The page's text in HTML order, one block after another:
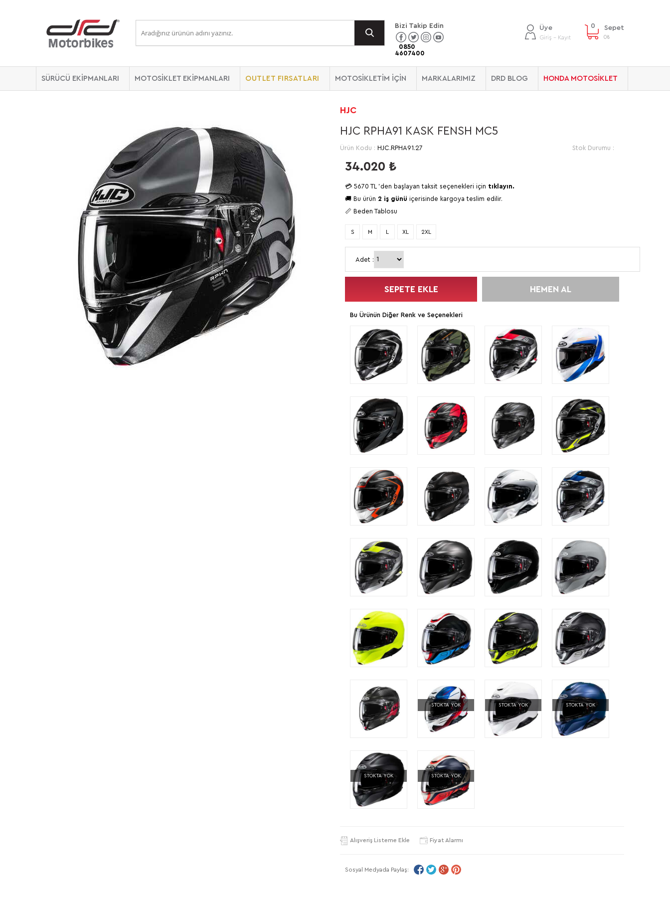
Bizi Takip Edin
0850
4607400
Sepet
0₺
0
Üye
Giriş - Kayıt
SÜRÜCÜ EKİPMANLARI MOTOSİKLET EKİPMANLARI OUTLET FIRSATLARI MOTOSİKLETİM İÇİN MARKALARIMIZ DRD BLOG HONDA MOTOSİKLET
HJC
HJC RPHA91 KASK FENSH MC5
Ürün Kodu : HJC.RPHA91.27 Stok Durumu :
34.020 ₺
💳 5670 TL 'den başlayan taksit seçenekleri için tıklayın.
🚚 Bu ürün 2 iş günü içerisinde kargoya teslim edilir.
📏 Beden Tablosu
S M L XL 2XL
Adet :
SEPETE EKLE HEMEN AL
Bu Ürünün Diğer Renk ve Seçenekleri
STOKTA YOK STOKTA YOK STOKTA YOK
STOKTA YOK STOKTA YOK
Alışveriş Listeme Ekle Fiyat Alarmı
Sosyal Medyada Paylaş: